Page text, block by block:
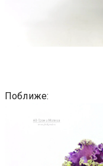
Поближе: